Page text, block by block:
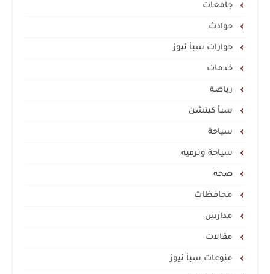
جامعات
حوادث
حوارات سبأ نيوز
خدمات
رياضة
سبأ كيتشن
سياحة
سياحة وترفيه
صحة
محافظات
مدارس
مقالات
منوعات سبأ نيوز